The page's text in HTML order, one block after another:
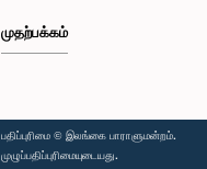
முதற்பக்கம்
பதிப்புரிமை © இலங்கை பாராளுமன்றம்.
முழுப்பதிப்புரிமையுடையது.